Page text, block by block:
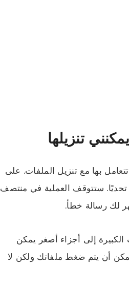
تنزيلها
بها مع تنزيل الملفات. على
وقت واحد يمثل تحديًا. ستتوقف العملية في منتصف
لك رسالة خطأ.
إلى أجزاء أصغر يمكن
أن يتم ضغط ملفاتك ولكن لا